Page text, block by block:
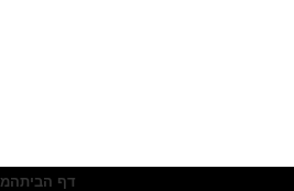
דף הבית